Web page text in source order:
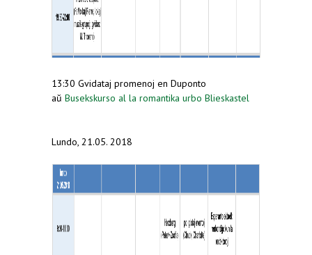
13:30 Gvidataj promenoj en Duponto
aŭ Busekskurso al la romantika urbo Blieskastel
Lundo, 21.05. 2018